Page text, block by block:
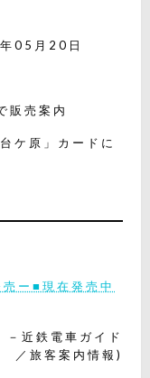
05月20日
販売案内
ケ原」カードに
ー■現在発売中
近鉄電車ガイド
／旅客案内情報)